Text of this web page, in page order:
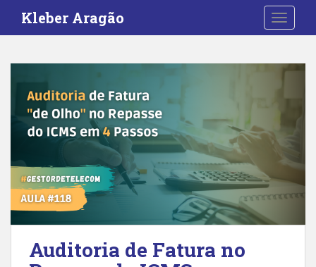
i
Kleber Aragão
Auditoria de Fatura no